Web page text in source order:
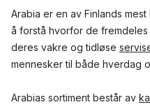
Arabia er en av Finlands
å forstå hvorfor de
deres vakre og tidløse
mennesker til både hverdag
Arabias sortiment består av